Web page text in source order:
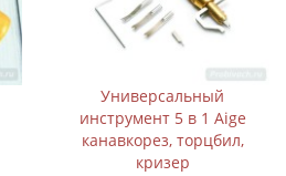
Универсальный
инструмент 5 в 1 Aige
канавкорез, торцбил,
кризер